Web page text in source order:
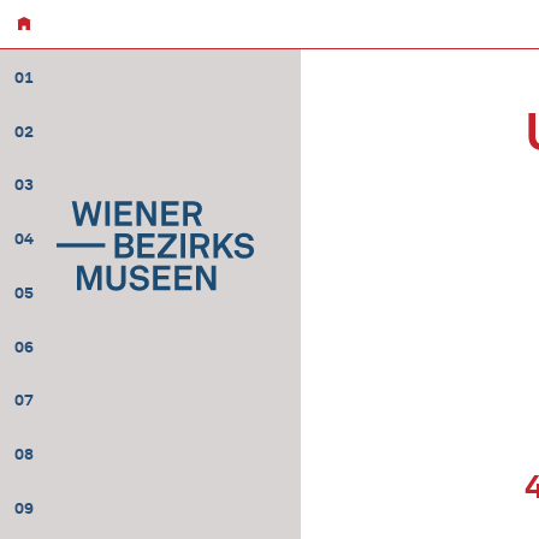
01
02
03
04
05
06
07
08
09